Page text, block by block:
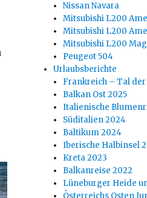
Nissan Navara
Mitsubishi L200
Mitsubishi L200
Mitsubishi L200
Peugeot 504
Urlaubsberichte
Frankreich – Tal
Balkan Ost 2025
Italienische
Süditalien 2024
Baltikum 2024
Iberische Halbinsel
Kreta 2023
Balkanreise 2022
Lüneburger Heide
Österreichs Osten